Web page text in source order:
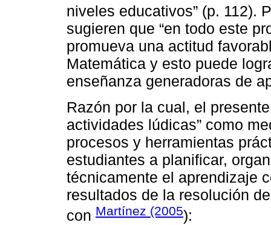
niveles educativos” (p. 112).
sugieren que “en todo este
promueva una actitud
Matemática y esto puede
enseñanza generadoras de
Razón por la cual, el
actividades lúdicas” como
procesos y herramientas
estudiantes a planificar,
técnicamente el aprendizaje
resultados de la resolución
con Martínez (2005):